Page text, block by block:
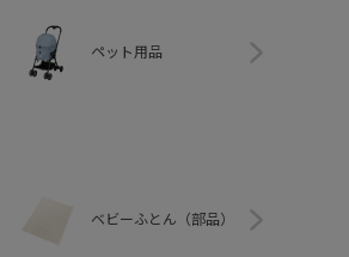
ペット用品
ベビーふとん（部品）